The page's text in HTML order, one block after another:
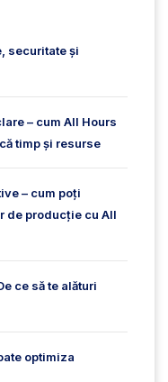
securitate și
– cum All Hours
timp și resurse
– cum poți
de producție cu All
ce să te alături
optimiza